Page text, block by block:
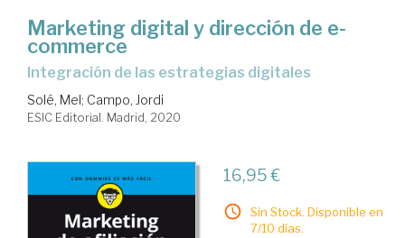
Marketing digital y dirección de e-
commerce
Integración de las estrategias digitales
Solé, Mel ; Campo, Jordi
ESIC Editorial. Madrid, 2020
16,95 €
Sin Stock. Disponible en
7/10 días.